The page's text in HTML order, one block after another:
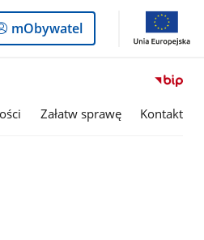
Logowanie
do
mObywatel
Załatw sprawę Kontakt